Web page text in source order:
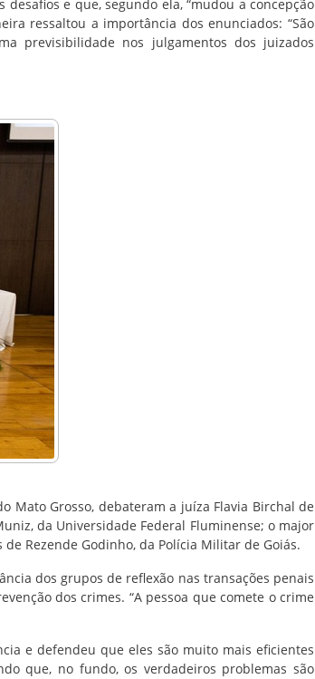
e que, segundo ela, “mudou a concepção
ressaltou a importância dos enunciados: “São
previsibilidade nos julgamentos dos juizados
Mato Grosso, debateram a juíza Flavia Birchal de
da Universidade Federal Fluminense; o major
Rezende Godinho, da Polícia Militar de Goiás.
dos grupos de reflexão nas transações penais
dos crimes. “A pessoa que comete o crime
e defendeu que eles são muito mais eficientes
que, no fundo, os verdadeiros problemas são